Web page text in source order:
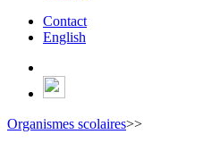
Contact
English
Organismes scolaires>>